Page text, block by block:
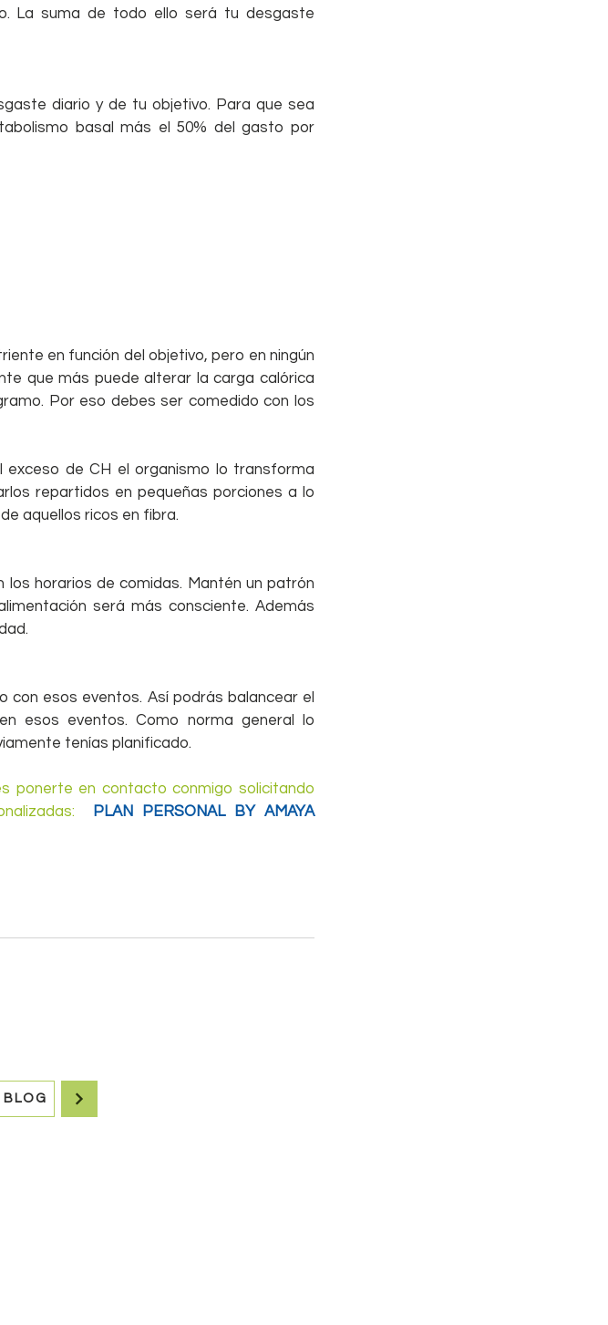
La suma de todo ello será tu desgaste
diario y de tu objetivo. Para que sea
basal más el 50% del gasto por
en función del objetivo, pero en ningún
que más puede alterar la carga calórica
Por eso debes ser comedido con los
exceso de CH el organismo lo transforma
repartidos en pequeñas porciones a lo
aquellos ricos en fibra.
los horarios de comidas. Mantén un patrón
será más consciente. Además
con esos eventos. Así podrás balancear el
esos eventos. Como norma general lo
tenías planificado.
ponerte en contacto conmigo solicitando
PLAN PERSONAL BY AMAYA
BLOG